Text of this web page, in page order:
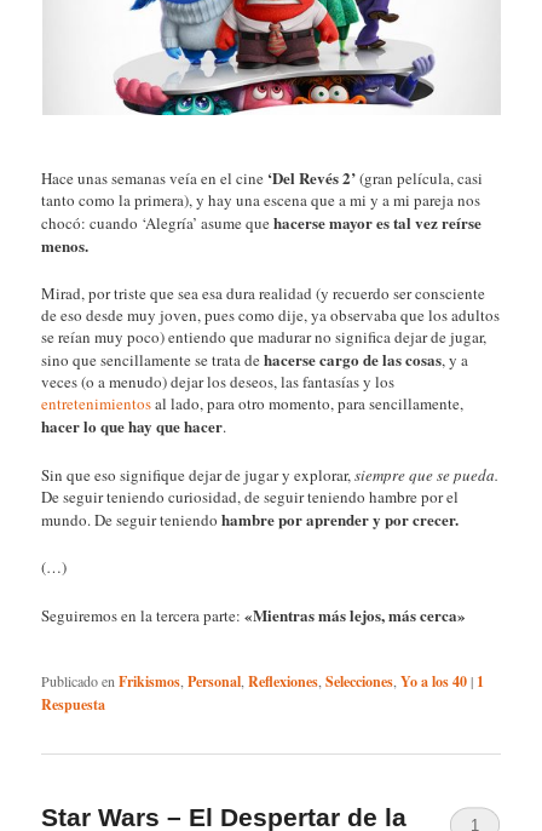
Hace unas semanas veía en el cine ‘Del Revés 2’(gran película, casi
tanto como la primera), y hay una escena que a mi y a mi pareja nos
chocó: cuando ‘Alegría’ asume quehacerse mayor es tal vez reírse
menos.
Mirad, por triste que sea esa dura realidad (y recuerdo ser consciente
de eso desde muy joven, pues como dije, ya observaba que los adultos
se reían muy poco) entiendo que madurar no significa dejar de jugar,
sino que sencillamente se trata dehacerse cargo de las cosas, y a
veces (o a menudo) dejar los deseos, las fantasías y los
entretenimientosal lado, para otro momento, para sencillamente,
hacer lo que hay que hacer.
Sin que eso signifique dejar de jugar y explorar,siempre que se pueda.
De seguir teniendo curiosidad, de seguir teniendo hambre por el
mundo. De seguir teniendohambre por aprender y por crecer.
(…)
Seguiremos en la tercera parte:«Mientras más lejos, más cerca»
Publicado en Frikismos ,Personal ,Reflexiones ,Selecciones ,Yo a los 40| 1
Respuesta
Star Wars – El Despertar de la
1